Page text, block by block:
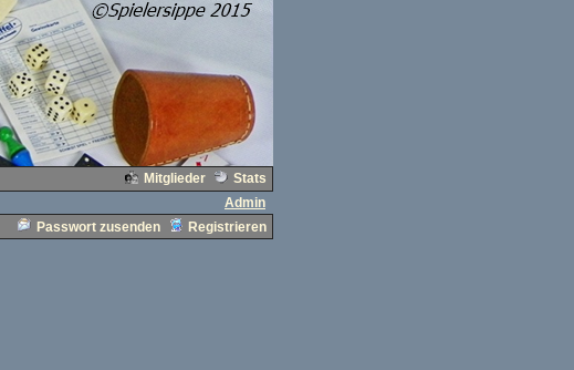
Mitglieder
Stats
Admin
Passwort zusenden Registrieren